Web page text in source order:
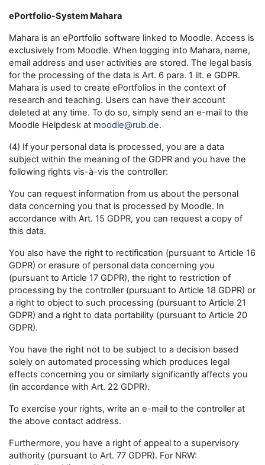
ePortfolio-System Mahara
Mahara is an ePortfolio software linked to Moodle. Access is
exclusively from Moodle. When logging into Mahara, name,
email address and user activities are stored. The legal basis
for the processing of the data is Art. 6 para. 1 lit. e GDPR.
Mahara is used to create ePortfolios in the context of
research and teaching. Users can have their account
deleted at any time. To do so, simply send an e-mail to the
Moodle Helpdesk at moodle@rub.de.
(4) If your personal data is processed, you are a data
subject within the meaning of the GDPR and you have the
following rights vis-à-vis the controller:
You can request information from us about the personal
data concerning you that is processed by Moodle. In
accordance with Art. 15 GDPR, you can request a copy of
this data.
You also have the right to rectification (pursuant to Article 16
GDPR) or erasure of personal data concerning you
(pursuant to Article 17 GDPR), the right to restriction of
processing by the controller (pursuant to Article 18 GDPR) or
a right to object to such processing (pursuant to Article 21
GDPR) and a right to data portability (pursuant to Article 20
GDPR).
You have the right not to be subject to a decision based
solely on automated processing which produces legal
effects concerning you or similarly significantly affects you
(in accordance with Art. 22 GDPR).
To exercise your rights, write an e-mail to the controller at
the above contact address.
Furthermore, you have a right of appeal to a supervisory
authority (pursuant to Art. 77 GDPR). For NRW: